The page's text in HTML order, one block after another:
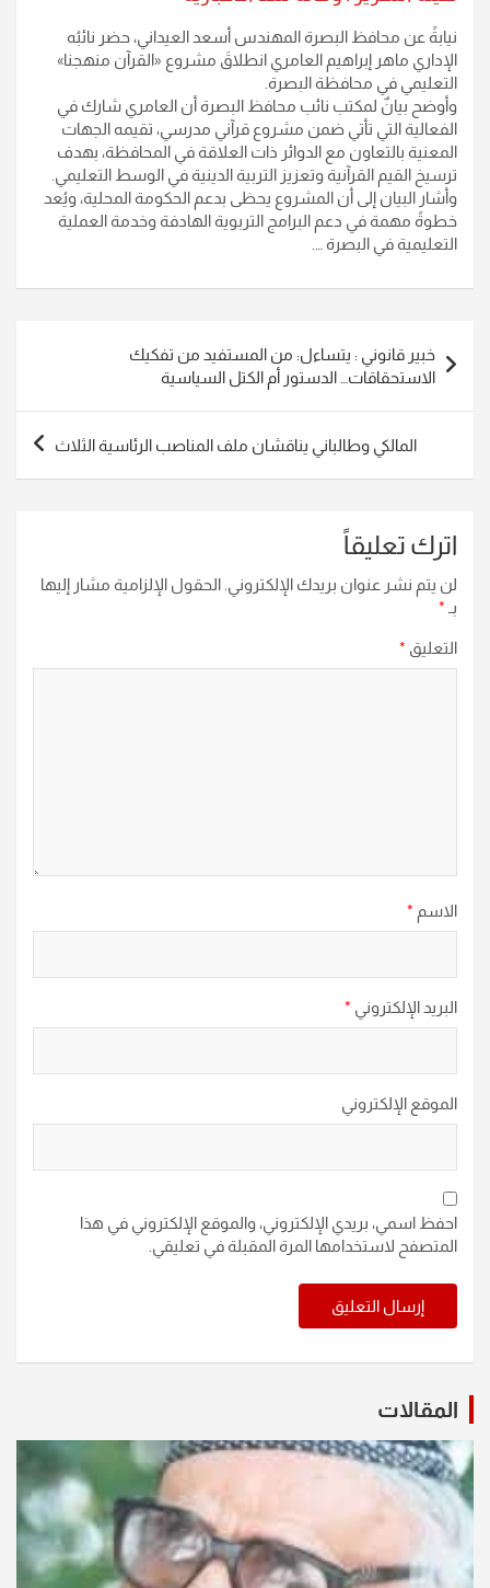
نيابةً عن محافظ البصرة المهندس أسعد العيداني، حضر نائبُه
الإداري ماهر إبراهيم العامري انطلاقَ مشروع «القرآن منهجنا»
التعليمي في محافظة البصرة.
وأوضح بيانٌ لمكتب نائب محافظ البصرة أن العامري شارك في
الفعالية التي تأتي ضمن مشروع قرآني مدرسي، تقيمه الجهات
المعنية بالتعاون مع الدوائر ذات العلاقة في المحافظة، بهدف
ترسيخ القيم القرآنية وتعزيز التربية الدينية في الوسط التعليمي.
وأشار البيان إلى أن المشروع يحظى بدعم الحكومة المحلية، ويُعد
خطوةً مهمة في دعم البرامج التربوية الهادفة وخدمة العملية
التعليمية في البصرة ….
المقالات
خبير قانوني : يتساءل: من المستفيد من تفكيك
الاستحقاقات… الدستور أم الكتل السياسية
المالكي وطالباني يناقشان ملف المناصب الرئاسية الثلاث
اترك تعليقاً
لن يتم نشر عنوان بريدك الإلكتروني. الحقول الإلزامية مشار إليها
بـ *
التعليق *
الاسم *
البريد الإلكتروني *
الموقع الإلكتروني
احفظ اسمي، بريدي الإلكتروني، والموقع الإلكتروني في هذا
المتصفح لاستخدامها المرة المقبلة في تعليقي.
المقالات